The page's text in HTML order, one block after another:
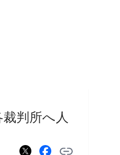
判所へ人